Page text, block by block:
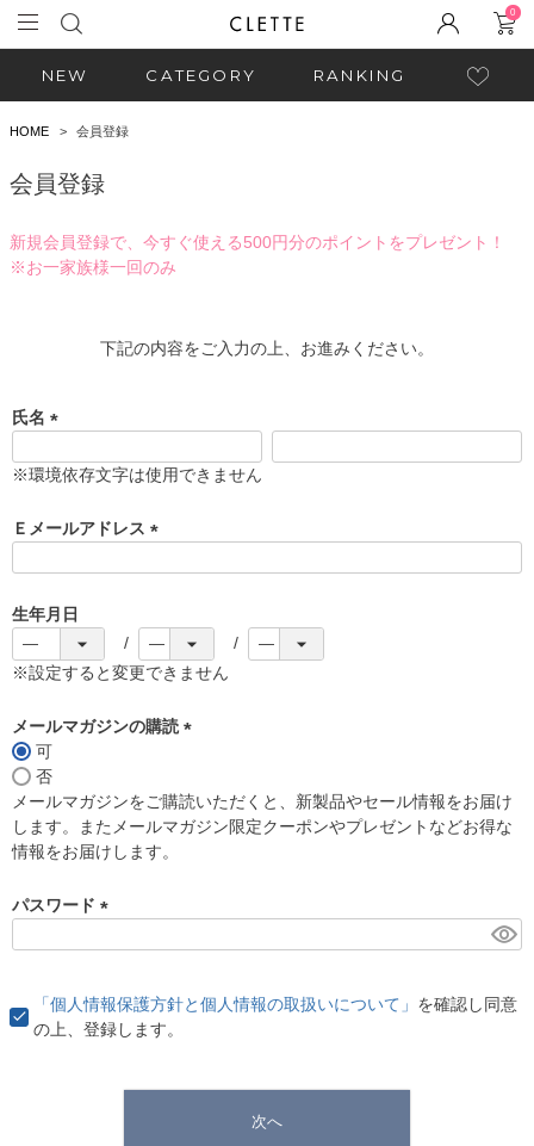
0
NEW CATEGORY RANKING
HOME 会員登録
会員登録
新規会員登録で、今すぐ使える500円分のポイントをプレゼント！
※お一家族様一回のみ
下記の内容をご入力の上、お進みください。
氏名
必
)
※環境依存文字は使用できません
Ｅメールアドレス
)
生年月日
※設定すると変更できません
メールマガジンの購読
須
)
可
否
メールマガジンをご購読いただくと、新製品やセール情報をお届け
します。またメールマガジン限定クーポンやプレゼントなどお得な
情報をお届けします。
パスワード
)
「個人情報保護方針と個人情報の取扱いについて」 を確認し同意
の上、登録します。
次へ